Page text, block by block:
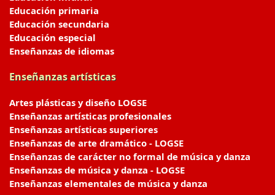
Educación primaria
Educación secundaria
Educación especial
Enseñanzas de idiomas
Enseñanzas artísticas
Artes plásticas y diseño LOGSE
Enseñanzas artísticas profesionales
Enseñanzas artísticas superiores
Enseñanzas de arte dramático - LOGSE
Enseñanzas de carácter no formal de música y danza
Enseñanzas de música y danza - LOGSE
Enseñanzas elementales de música y danza